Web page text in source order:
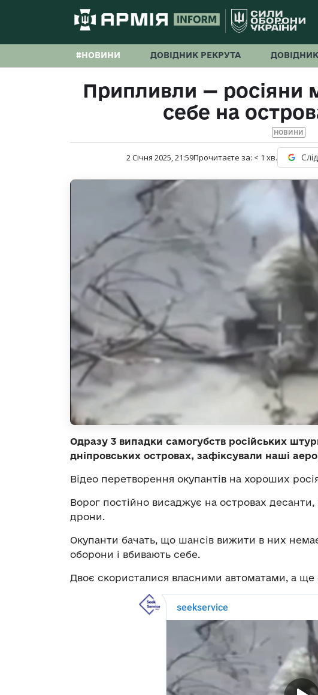
#НОВИНИ ДОВІДНИК РЕКРУТА
Припливли — росіяни
себе на
НОВИНИ
2 Січня 2025, 21:59Прочитаєте за: < 1 хв.
Одразу 3 випадки самогубств російських
дніпровських островах, зафіксували наші
Відео перетворення окупантів на хороших
Ворог постійно висаджує на островах
дрони.
Окупанти бачать, що шансів вижити в них
оборони і вбивають себе.
Двоє скористалися власними автоматами, а